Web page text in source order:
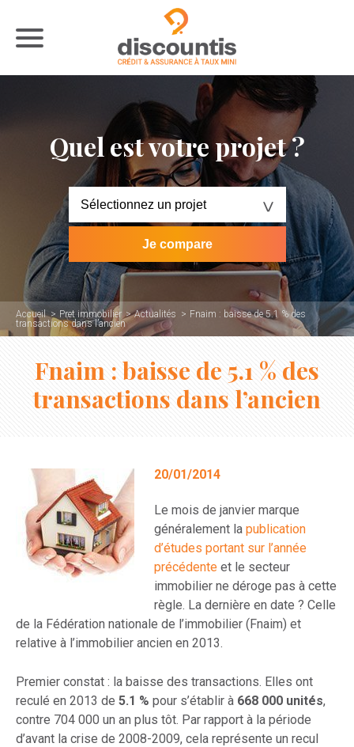
Quel est votre projet ?
Accueil Pret immobilier Actualités
Fnaim : baisse de 5.1 % des
transactions dans l’ancien
Fnaim : baisse de 5.1 % des
transactions dans l’ancien
20/01/2014
Le mois de janvier marque
généralement la publication
d’études portant sur l’année
précédente et le secteur
immobilier ne déroge pas à cette
règle. La dernière en date ? Celle
de la Fédération nationale de l’immobilier (Fnaim) et
relative à l’immobilier ancien en 2013.
Premier constat : la baisse des transactions. Elles ont
reculé en 2013 de 5.1 % pour s’établir à 668 000 unités,
contre 704 000 un an plus tôt. Par rapport à la période
d’avant la crise de 2008-2009, cela représente un recul